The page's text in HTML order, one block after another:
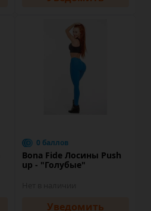
0 баллов
Bona Fide Лосины Push
up - "Голубые"
Уведомить